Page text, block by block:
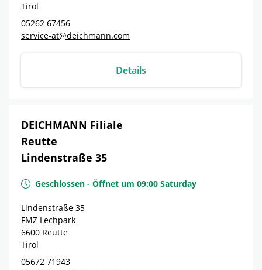
Tirol
05262 67456
service-at@deichmann.com
Details
DEICHMANN Filiale
Reutte
Lindenstraße 35
Geschlossen - Öffnet um 09:00 Saturday
Lindenstraße 35
FMZ Lechpark
6600 Reutte
Tirol
05672 71943